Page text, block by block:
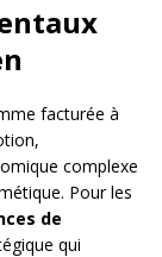
facturée à
complexe
Pour les
de
qui